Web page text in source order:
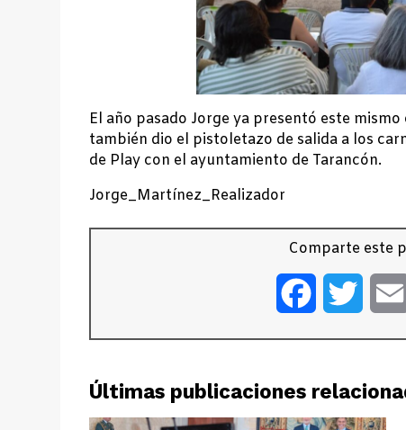
El año pasado Jorge ya presentó este
también dio el pistoletazo de salida a los
de Play con el ayuntamiento de Tarancón.
Jorge_Martínez_Realizador
Comparte este
FacebookTwitter
Últimas publicaciones